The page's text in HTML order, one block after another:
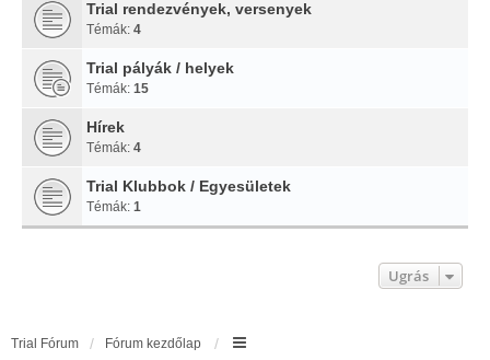
Trial rendezvények, versenyek
Témák: 4
Trial pályák / helyek
Témák: 15
Hírek
Témák: 4
Trial Klubbok / Egyesületek
Témák: 1
Ugrás
Trial Fórum Fórum kezdőlap